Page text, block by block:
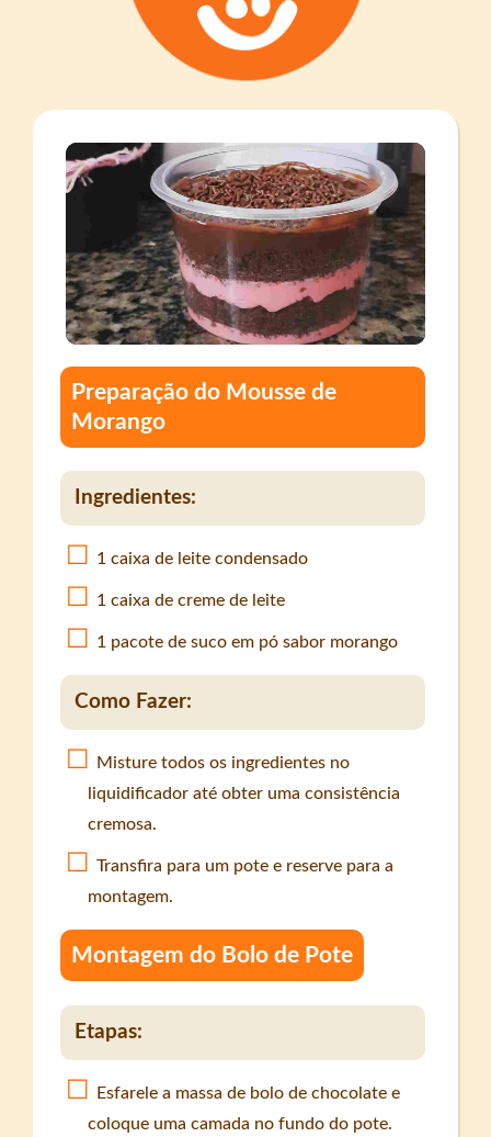
Preparação do Mousse de
Morango
Ingredientes:
1 caixa de leite condensado
1 caixa de creme de leite
1 pacote de suco em pó sabor morango
Como Fazer:
Misture todos os ingredientes no
liquidificador até obter uma consistência
cremosa.
Transfira para um pote e reserve para a
montagem.
Montagem do Bolo de Pote
Etapas:
Esfarele a massa de bolo de chocolate e
coloque uma camada no fundo do pote.